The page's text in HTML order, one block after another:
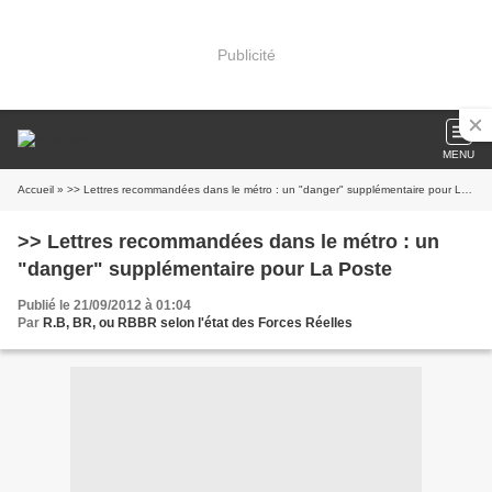
Publicité
MENU
Accueil » >> Lettres recommandées dans le métro : un "danger" supplémentaire pour La Poste
>> Lettres recommandées dans le métro : un
"danger" supplémentaire pour La Poste
Publié le 21/09/2012 à 01:04
Par R.B, BR, ou RBBR selon l'état des Forces Réelles